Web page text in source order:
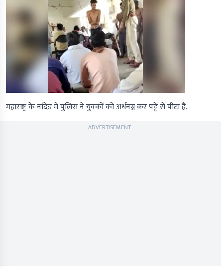
महाराष्ट्र के नांदेड़ में पुलिस ने युवकों को अर्धनग्न कर पट्टे से पीटा है.
ADVERTISEMENT